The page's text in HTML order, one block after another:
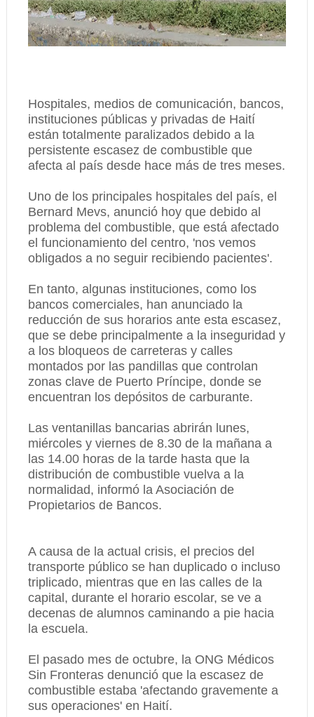
Hospitales, medios de comunicación, bancos,
instituciones públicas y privadas de Haití
están totalmente paralizados debido a la
persistente escasez de combustible que
afecta al país desde hace más de tres meses.
Uno de los principales hospitales del país, el
Bernard Mevs, anunció hoy que debido al
problema del combustible, que está afectado
el funcionamiento del centro, 'nos vemos
obligados a no seguir recibiendo pacientes'.
En tanto, algunas instituciones, como los
bancos comerciales, han anunciado la
reducción de sus horarios ante esta escasez,
que se debe principalmente a la inseguridad y
a los bloqueos de carreteras y calles
montados por las pandillas que controlan
zonas clave de Puerto Príncipe, donde se
encuentran los depósitos de carburante.
Las ventanillas bancarias abrirán lunes,
miércoles y viernes de 8.30 de la mañana a
las 14.00 horas de la tarde hasta que la
distribución de combustible vuelva a la
normalidad, informó la Asociación de
Propietarios de Bancos.
A causa de la actual crisis, el precios del
transporte público se han duplicado o incluso
triplicado, mientras que en las calles de la
capital, durante el horario escolar, se ve a
decenas de alumnos caminando a pie hacia
la escuela.
El pasado mes de octubre, la ONG Médicos
Sin Fronteras denunció que la escasez de
combustible estaba 'afectando gravemente a
sus operaciones' en Haití.